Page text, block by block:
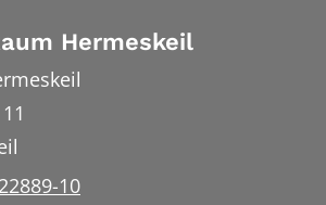
Hermeskeil
10